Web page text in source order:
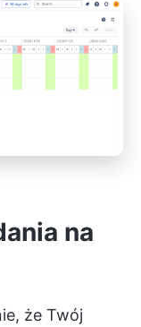
na
że Twój